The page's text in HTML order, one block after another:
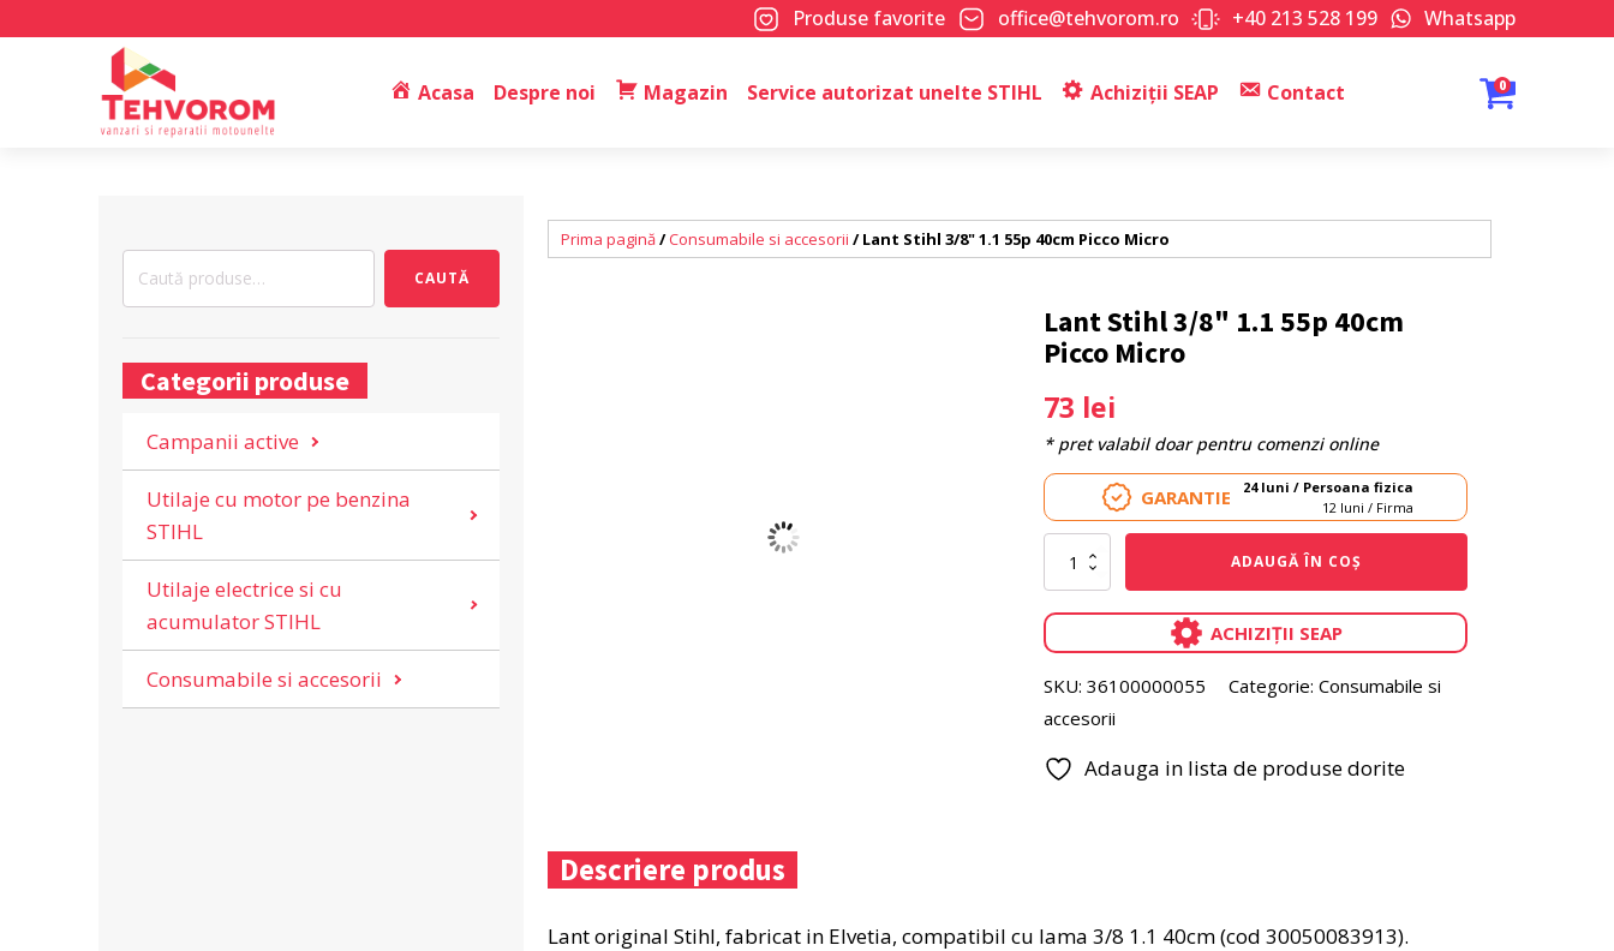
Produse favorite office@tehvorom.ro +40 213 528 199 Whatsapp
Acasa Despre noi Magazin Service autorizat unelte STIHL Achiziții SEAP Contact 0
Caută
CAUTĂ
Categorii produse
Campanii active
Utilaje cu motor pe benzina
STIHL
Utilaje electrice si cu
acumulator STIHL
Consumabile si accesorii
Prima pagină/Consumabile si accesorii / Lant Stihl 3/8" 1.1 55p 40cm Picco Micro
Lant Stihl 3/8" 1.1 55p 40cm
Picco Micro
73 lei
* pret valabil doar pentru comenzi online
GARANTIE
24 luni / Persoana fizica
12 luni / Firma
Cantitate
3/8"
1.1
40cm
Picco
ADAUGĂ ÎN COȘ
ACHIZIȚII SEAP
SKU: 36100000055 Categorie: Consumabile si
accesorii
Adauga in lista de produse dorite
Descriere produs
Lant original Stihl, fabricat in Elvetia, compatibil cu lama 3/8 1.1 40cm (cod 30050083913).